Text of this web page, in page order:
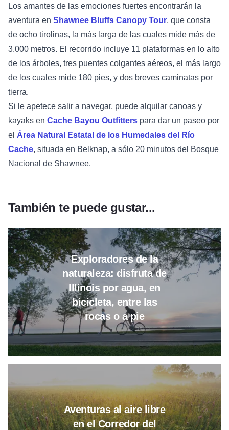
Los amantes de las emociones fuertes encontrarán la
aventura en Shawnee Bluffs Canopy Tour, que consta
de ocho tirolinas, la más larga de las cuales mide más de
3.000 metros. El recorrido incluye 11 plataformas en lo alto
de los árboles, tres puentes colgantes aéreos, el más largo
de los cuales mide 180 pies, y dos breves caminatas por
tierra.
Si le apetece salir a navegar, puede alquilar canoas y
kayaks en Cache Bayou Outfitters para dar un paseo por
el Área Natural Estatal de los Humedales del Río
Cache, situada en Belknap, a sólo 20 minutos del Bosque
Nacional de Shawnee.
También te puede gustar...
Exploradores de la
naturaleza: disfruta de
Illinois por agua, en
bicicleta, entre las
rocas o a pie
Leer más sobre Exploradores
Aventuras al aire libre
en el Corredor del
Leer más sobre Aventuras al